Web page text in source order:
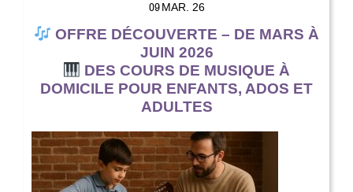
09 MAR. 26
OFFRE DÉCOUVERTE – DE MARS À
JUIN 2026
DES COURS DE MUSIQUE À
DOMICILE POUR ENFANTS, ADOS ET
ADULTES